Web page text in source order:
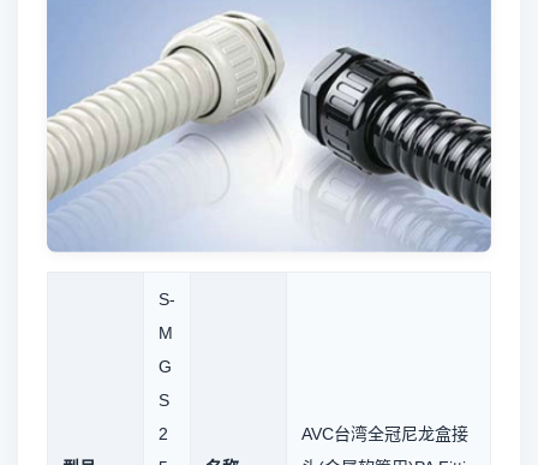
S-
M
G
S
2
AVC台湾全冠尼龙盒接